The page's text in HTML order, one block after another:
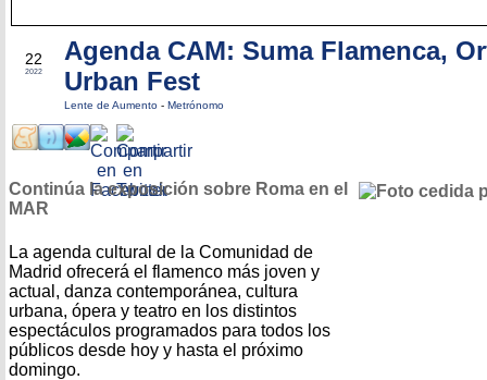
22
2022
Agenda CAM: Suma Flamenca,
Urban Fest
Lente de Aumento - Metrónomo
Continúa la exposición sobre Roma en el
MAR
La agenda cultural de la Comunidad de
Madrid ofrecerá el flamenco más joven y
actual, danza contemporánea, cultura
urbana, ópera y teatro en los distintos
espectáculos programados para todos los
públicos desde hoy y hasta el próximo
domingo.